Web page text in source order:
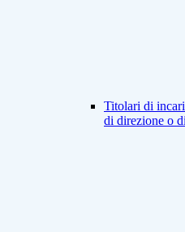
Titolari di
di direzione o